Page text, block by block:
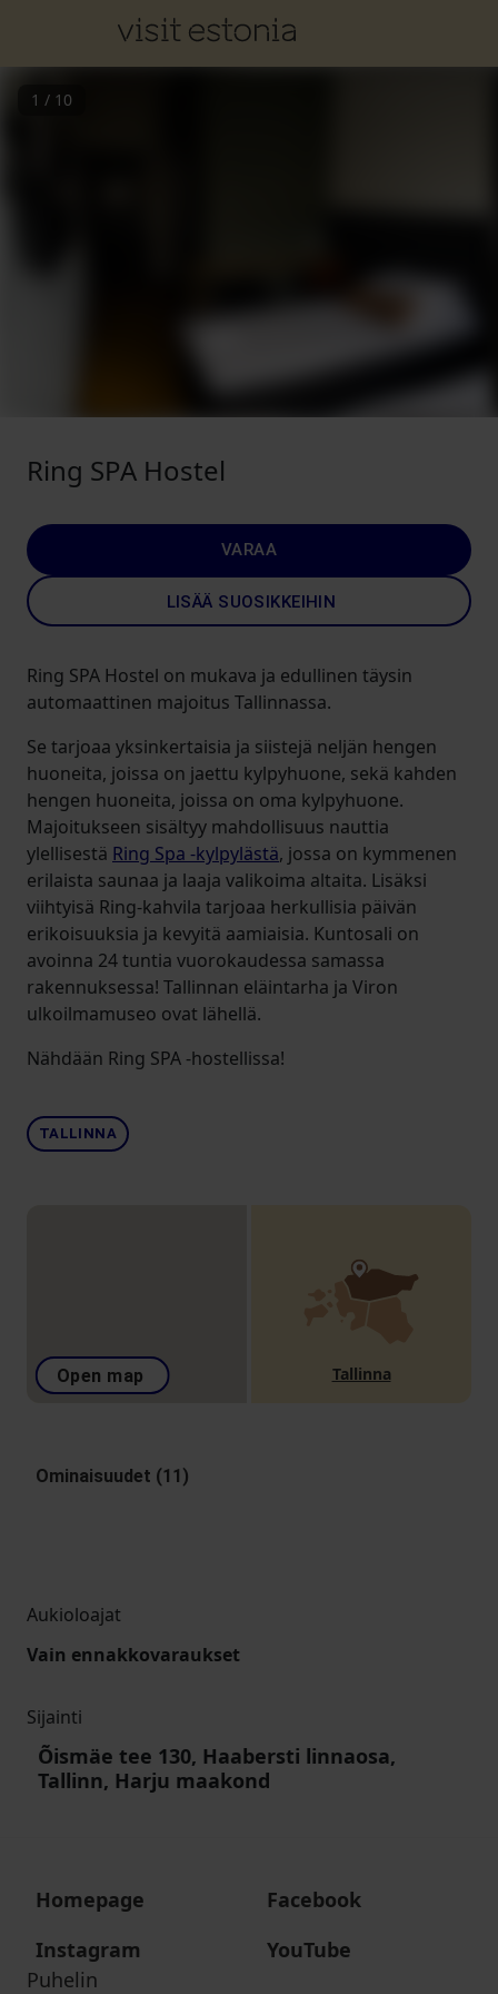
1 / 10
Ring SPA Hostel
VARAA
LISÄÄ SUOSIKKEIHIN
Ring SPA Hostel on mukava ja edullinen täysin
automaattinen majoitus Tallinnassa.
Se tarjoaa yksinkertaisia ja siistejä neljän hengen
huoneita, joissa on jaettu kylpyhuone, sekä kahden
hengen huoneita, joissa on oma kylpyhuone.
Majoitukseen sisältyy mahdollisuus nauttia
ylellisestä Ring Spa -kylpylästä, jossa on kymmenen
erilaista saunaa ja laaja valikoima altaita. Lisäksi
viihtyisä Ring-kahvila tarjoaa herkullisia päivän
erikoisuuksia ja kevyitä aamiaisia. Kuntosali on
avoinna 24 tuntia vuorokaudessa samassa
rakennuksessa! Tallinnan eläintarha ja Viron
ulkoilmamuseo ovat lähellä.
Nähdään Ring SPA -hostellissa!
TALLINNA
Open map Tallinna
Ominaisuudet (11)
Aukioloajat
Vain ennakkovaraukset
Sijainti
Õismäe tee 130, Haabersti linnaosa,
Tallinn, Harju maakond
Homepage
Facebook
Instagram
YouTube
Puhelin